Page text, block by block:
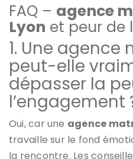
FAQ – agence
Lyon et peur de
1. Une
peut-elle
dépasser la
l’engagement
Oui, car une agence
travaille sur le fond
la rencontre. Les